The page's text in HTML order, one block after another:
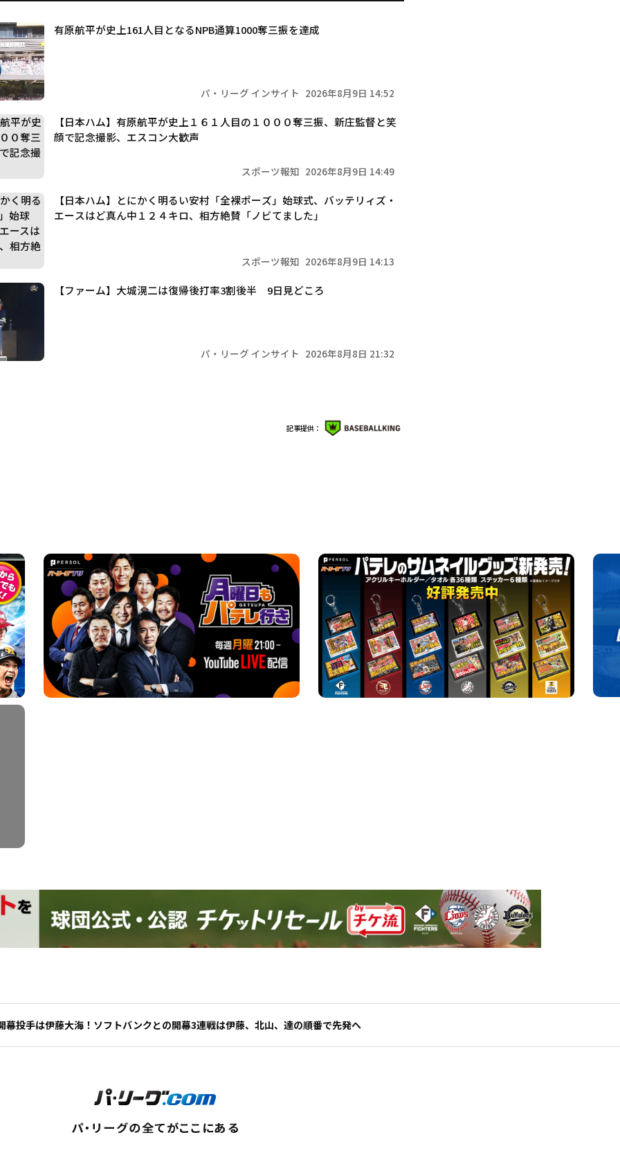
有原航平が史上161人目となるNPB通算1000奪三振を達成
パ・リーグ インサイト 2026年8月9日 14:52
【日本ハム】有原航平が史上１６１人目の１０００奪三振、新庄監督と笑
顔で記念撮影、エスコン大歓声
スポーツ報知 2026年8月9日 14:49
【日本ハム】とにかく明るい安村「全裸ポーズ」始球式、バッテリィズ・
エースはど真ん中１２４キロ、相方絶賛「ノビてました」
スポーツ報知 2026年8月9日 14:13
【ファーム】大城滉二は復帰後打率3割後半 9日見どころ
パ・リーグ インサイト 2026年8月8日 21:32
記事提供：
幕投手は伊藤大海！ソフトバンクとの開幕3連戦は伊藤、北山、達の順番で先発へ